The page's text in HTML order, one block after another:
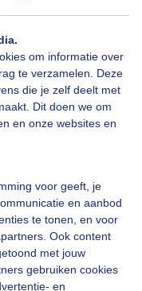
om informatie over
te verzamelen. Deze
die je zelf deelt met
Dit doen we om
en onze websites en
voor geeft, je
en aanbod
te tonen, en voor
Ook content
met jouw
gebruiken cookies
en